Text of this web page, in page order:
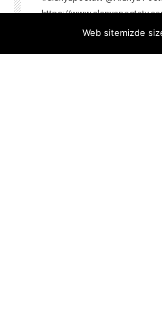
https://
https://www.facebook.com/
Web sitemizde